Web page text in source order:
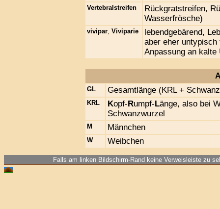
Vertebralstreifen
Rückgratstreifen,
Wasserfrösche)
vivipar Viviparie
lebendgebärend,
aber eher untypisch
Anpassung an kalte
GL Gesamtlänge (KRL +
KRL Kopf-Rumpf-Länge, also bei
Schwanzwurzel
M Männchen
W Weibchen
Falls am linken Bildschirm-Rand keine Verweisleiste zu